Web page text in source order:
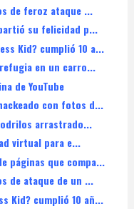
de feroz ataque ...
su felicidad p...
Kid? cumplió 10 a...
en un carro...
de YouTube
con fotos d...
arrastrado...
virtual para e...
páginas que compa...
de ataque de un ...
Kid? cumplió 10 añ...